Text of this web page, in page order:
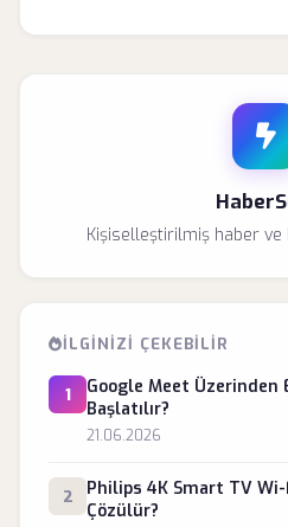
Kişiselleştirilmiş haber
İLGINIZI ÇEKEBILIR
1
Google Meet Üzerinden
Başlatılır?
21.06.2026
2
Philips 4K Smart TV Wi-
Çözülür?